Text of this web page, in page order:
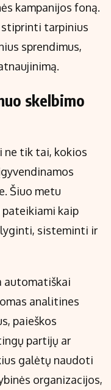
kampanijos foną.
stiprinti tarpinius
sprendimus,
skelbimo
ne tik tai, kokios
Šiuo metu
kaip
sisteminti ir
automatiškai
analitines
paieškos
partijų ar
galėtų naudoti
organizacijos,